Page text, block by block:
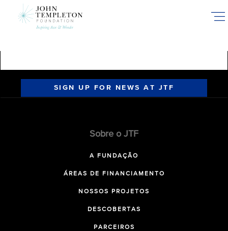
SIGN UP FOR NEWS AT JTF
Sobre o JTF
A FUNDAÇÃO
ÁREAS DE FINANCIAMENTO
NOSSOS PROJETOS
DESCOBERTAS
PARCEIROS